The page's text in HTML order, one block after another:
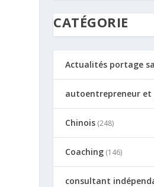
CATÉGORIE
Actualités portage
autoentrepreneur
Chinois (248)
Coaching (146)
consultant